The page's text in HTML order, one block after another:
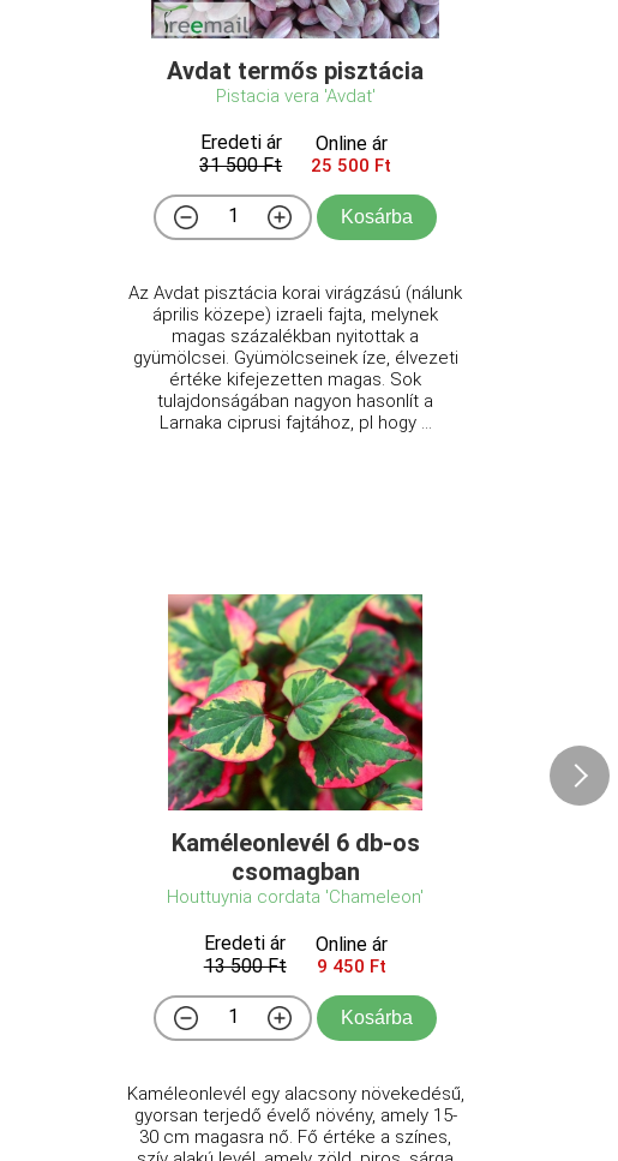
Avdat termős pisztácia
Pistacia vera 'Avdat'
Eredeti ár
31 500 Ft
Online ár
25 500 Ft
Kosárba
Az Avdat pisztácia korai virágzású (nálunk
április közepe) izraeli fajta, melynek
magas százalékban nyitottak a
gyümölcsei. Gyümölcseinek íze, élvezeti
értéke kifejezetten magas. Sok
tulajdonságában nagyon hasonlít a
Larnaka ciprusi fajtához, pl hogy ...
Kaméleonlevél 6 db-os
csomagban
Houttuynia cordata 'Chameleon'
Eredeti ár
13 500 Ft
Online ár
9 450 Ft
Kosárba
Kaméleonlevél egy alacsony növekedésű,
gyorsan terjedő évelő növény, amely 15-
30 cm magasra nő. Fő értéke a színes,